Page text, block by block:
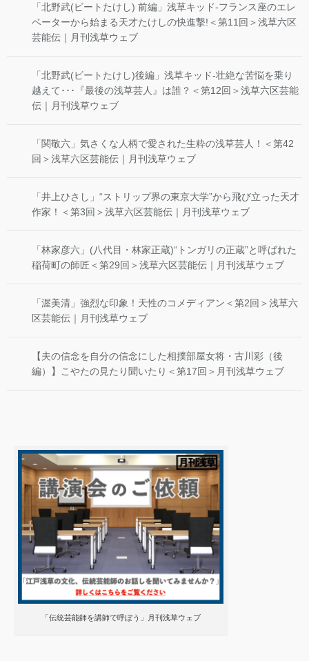
「北野武(ビートたけし) 前編」浅草キッド-フランス座のエレ
ベーターから始まる天才たけしの快進撃!＜第11回＞浅草六区
芸能伝｜月刊浅草ウェブ
「北野武(ビートたけし)後編」浅草キッド-壮絶な苦悩を乗り
越えて･･･『最後の浅草芸人』は誰？＜第12回＞浅草六区芸能
伝｜月刊浅草ウェブ
「関敬六」気さくな人柄で愛された生粋の浅草芸人！＜第42
回＞浅草六区芸能伝｜月刊浅草ウェブ
「井上ひさし」“ストリップ界の東京大学”から飛び立った天才
作家！＜第3回＞浅草六区芸能伝｜月刊浅草ウェブ
「林家彦六」(八代目・林家正蔵)“トンガリの正蔵”と呼ばれた
稲荷町の師匠＜第29回＞浅草六区芸能伝｜月刊浅草ウェブ
「渥美清」強烈な印象！天性のコメディアン＜第2回＞浅草六
区芸能伝｜月刊浅草ウェブ
【夫の信念を自分の信念にした相撲部屋女将・古川彩（後
編）】こやたの見たり聞いたり＜第17回＞月刊浅草ウェブ
「伝統芸能師を講師で呼ぼう」月刊浅草ウェブ